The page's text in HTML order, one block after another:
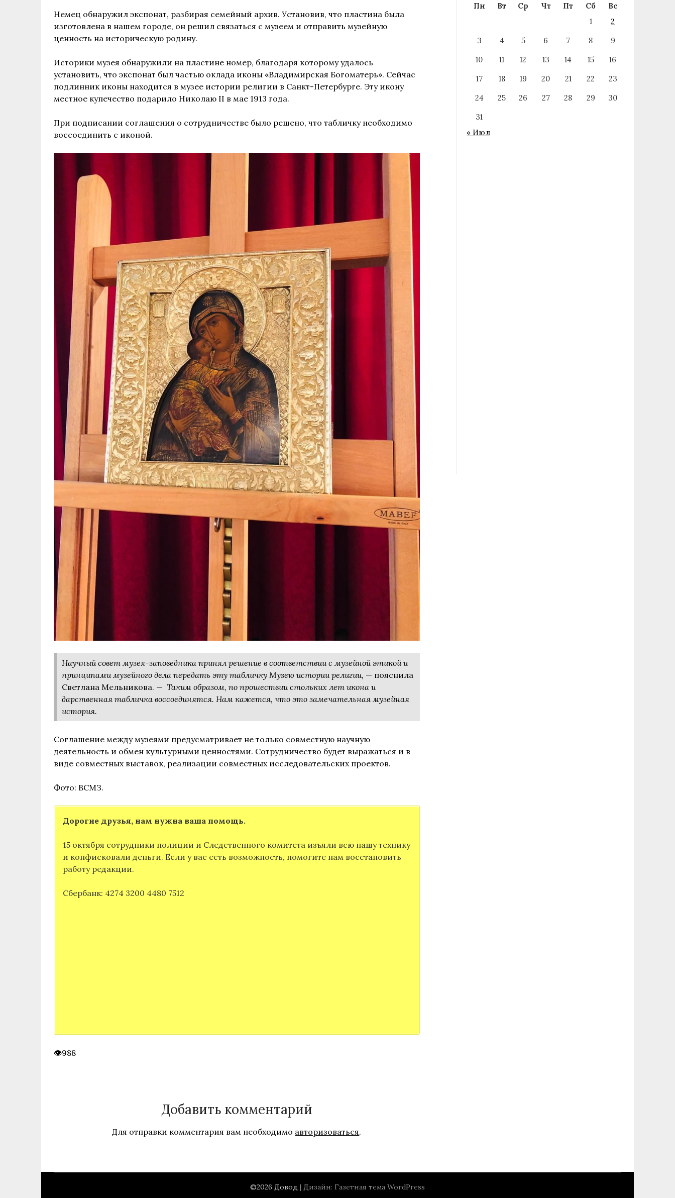
Немец обнаружил экспонат, разбирая семейный архив. Установив, что пластина была
изготовлена в нашем городе, он решил связаться с музеем и отправить музейную
ценность на историческую родину.
Историки музея обнаружили на пластине номер, благодаря которому удалось
установить, что экспонат был частью оклада иконы «Владимирская Богоматерь». Сейчас
подлинник иконы находится в музее истории религии в Санкт-Петербурге. Эту икону
местное купечество подарило Николаю II в мае 1913 года.
При подписании соглашения о сотрудничестве было решено, что табличку необходимо
воссоединить с иконой.
Научный совет музея-заповедника принял решение в соответствии с музейной этикой и
принципами музейного дела передать эту табличку Музею истории религии, — пояснила
Светлана Мельникова. — Таким образом, по прошествии стольких лет икона и
дарственная табличка воссоединятся. Нам кажется, что это замечательная музейная
история.
Соглашение между музеями предусматривает не только совместную научную
деятельность и обмен культурными ценностями. Сотрудничество будет выражаться и в
виде совместных выставок, реализации совместных исследовательских проектов.
Фото: ВСМЗ.
Дорогие друзья, нам нужна ваша помощь.
15 октября сотрудники полиции и Следственного комитета изъяли всю нашу технику
и конфисковали деньги. Если у вас есть возможность, помогите нам восстановить
работу редакции.
Сбербанк: 4274 3200 4480 7512
988
Добавить комментарий
Для отправки комментария вам необходимо авторизоваться.
Пн Вт Ср Чт Пт Сб
Вс
1
2
3
4 5 6 7 8
9
10
11 12 13 14 15
16
17
18 19 20 21 22
23
24
25 26 27 28 29
30
31
« Июл
©2026 Довод | Дизайн: Газетная тема WordPress